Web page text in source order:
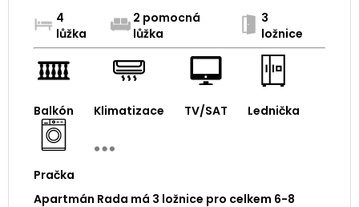
4
lůžka
2 pomocná
lůžka
3
ložnice
Balkón Klimatizace TV/SAT Lednička
Pračka
Apartmán Rada má 3 ložnice pro celkem 6-8